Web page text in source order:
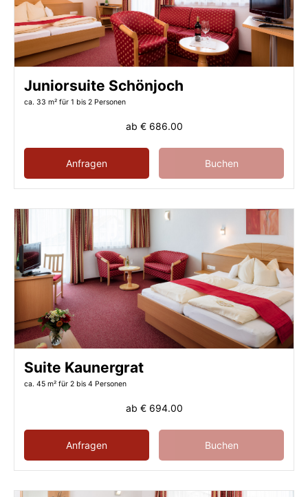
Juniorsuite Schönjoch
ca. 33 m² für 1 bis 2 Personen
ab € 686.00
Anfragen Buchen
Suite Kaunergrat
ca. 45 m² für 2 bis 4 Personen
ab € 694.00
Anfragen Buchen